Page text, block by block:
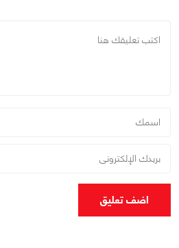
اضف تعليق